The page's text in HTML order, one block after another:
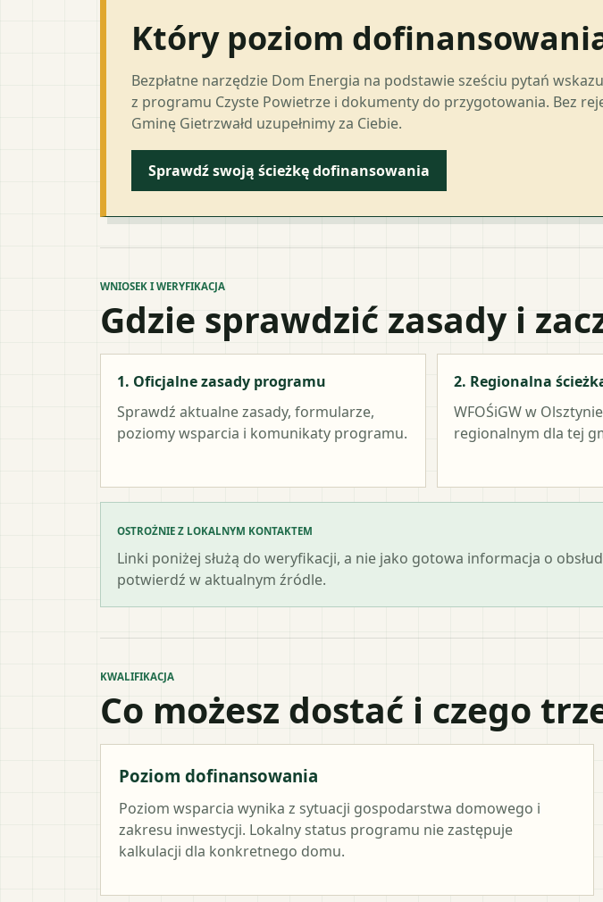
Który poziom
Bezpłatne narzędzie Dom Energia na podstawie sześciu pytań
z programu Czyste Powietrze i dokumenty do przygotowania. Bez
Gminę Gietrzwałd uzupełnimy za Ciebie.
Sprawdź swoją ścieżkę dofinansowania
WNIOSEK I WERYFIKACJA
Gdzie sprawdzić zasady i
1. Oficjalne zasady programu
Sprawdź aktualne zasady, formularze,
poziomy wsparcia i komunikaty programu.
2. Regionalna
WFOŚiGW w Olsztynie
regionalnym dla tej
OSTROŻNIE Z LOKALNYM KONTAKTEM
Linki poniżej służą do weryfikacji, a nie jako gotowa informacja o
potwierdź w aktualnym źródle.
KWALIFIKACJA
Co możesz dostać i czego
Poziom dofinansowania
Poziom wsparcia wynika z sytuacji gospodarstwa domowego i
zakresu inwestycji. Lokalny status programu nie zastępuje
kalkulacji dla konkretnego domu.